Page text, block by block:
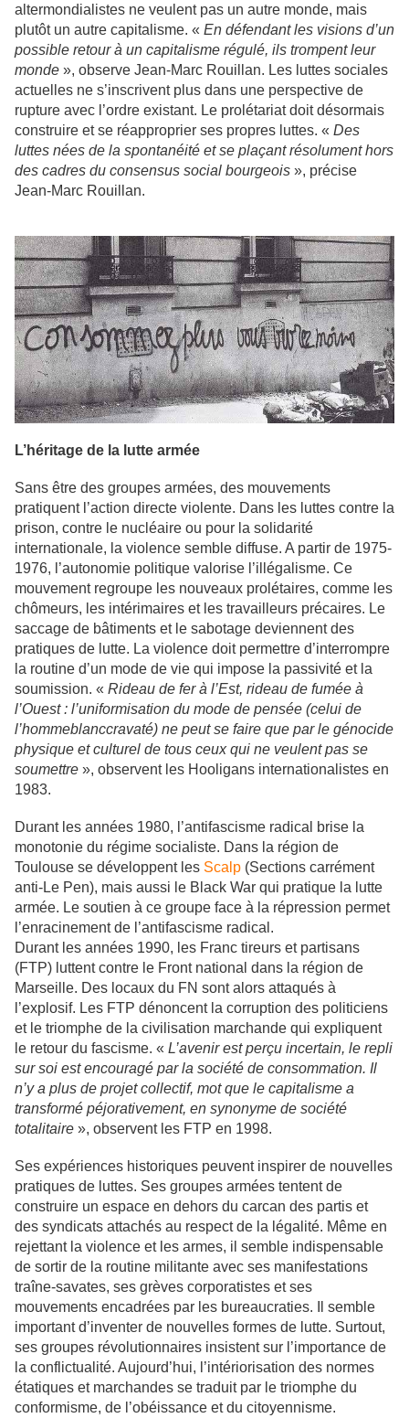
altermondialistes ne veulent pas un autre monde, mais
plutôt un autre capitalisme. « En défendant les visions d’un
possible retour à un capitalisme régulé, ils trompent leur
monde », observe Jean-Marc Rouillan. Les luttes sociales
actuelles ne s’inscrivent plus dans une perspective de
rupture avec l’ordre existant. Le prolétariat doit désormais
construire et se réapproprier ses propres luttes. « Des
luttes nées de la spontanéité et se plaçant résolument hors
des cadres du consensus social bourgeois », précise
Jean-Marc Rouillan.
L’héritage de la lutte armée
Sans être des groupes armées, des mouvements
pratiquent l’action directe violente. Dans les luttes contre la
prison, contre le nucléaire ou pour la solidarité
internationale, la violence semble diffuse. A partir de 1975-
1976, l’autonomie politique valorise l’illégalisme. Ce
mouvement regroupe les nouveaux prolétaires, comme les
chômeurs, les intérimaires et les travailleurs précaires. Le
saccage de bâtiments et le sabotage deviennent des
pratiques de lutte. La violence doit permettre d’interrompre
la routine d’un mode de vie qui impose la passivité et la
soumission. « Rideau de fer à l’Est, rideau de fumée à
l’Ouest : l’uniformisation du mode de pensée (celui de
l’hommeblanccravaté) ne peut se faire que par le génocide
physique et culturel de tous ceux qui ne veulent pas se
soumettre », observent les Hooligans internationalistes en
1983.
Durant les années 1980, l’antifascisme radical brise la
monotonie du régime socialiste. Dans la région de
Toulouse se développent les Scalp (Sections carrément
anti-Le Pen), mais aussi le Black War qui pratique la lutte
armée. Le soutien à ce groupe face à la répression permet
l’enracinement de l’antifascisme radical.
Durant les années 1990, les Franc tireurs et partisans
(FTP) luttent contre le Front national dans la région de
Marseille. Des locaux du FN sont alors attaqués à
l’explosif. Les FTP dénoncent la corruption des politiciens
et le triomphe de la civilisation marchande qui expliquent
le retour du fascisme. « L’avenir est perçu incertain, le repli
sur soi est encouragé par la société de consommation. Il
n’y a plus de projet collectif, mot que le capitalisme a
transformé péjorativement, en synonyme de société
totalitaire », observent les FTP en 1998.
Ses expériences historiques peuvent inspirer de nouvelles
pratiques de luttes. Ses groupes armées tentent de
construire un espace en dehors du carcan des partis et
des syndicats attachés au respect de la légalité. Même en
rejettant la violence et les armes, il semble indispensable
de sortir de la routine militante avec ses manifestations
traîne-savates, ses grèves corporatistes et ses
mouvements encadrées par les bureaucraties. Il semble
important d’inventer de nouvelles formes de lutte. Surtout,
ses groupes révolutionnaires insistent sur l’importance de
la conflictualité. Aujourd’hui, l’intériorisation des normes
étatiques et marchandes se traduit par le triomphe du
conformisme, de l’obéissance et du citoyennisme.